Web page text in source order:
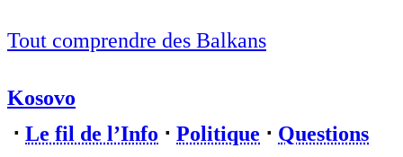
Tout comprendre des Balkans
Kosovo
⋅ Le fil de l’Info ⋅ Politique ⋅ Questions